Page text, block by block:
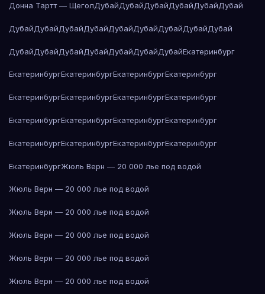
Донна Тартт — ЩеголДубайДубайДубайДубайДубайДубай
ДубайДубайДубайДубайДубайДубайДубайДубайДубай
ДубайДубайДубайДубайДубайДубайДубайЕкатеринбург
ЕкатеринбургЕкатеринбургЕкатеринбургЕкатеринбург
ЕкатеринбургЕкатеринбургЕкатеринбургЕкатеринбург
ЕкатеринбургЕкатеринбургЕкатеринбургЕкатеринбург
ЕкатеринбургЕкатеринбургЕкатеринбургЕкатеринбург
ЕкатеринбургЖюль Верн — 20 000 лье под водой
Жюль Верн — 20 000 лье под водой
Жюль Верн — 20 000 лье под водой
Жюль Верн — 20 000 лье под водой
Жюль Верн — 20 000 лье под водой
Жюль Верн — 20 000 лье под водой